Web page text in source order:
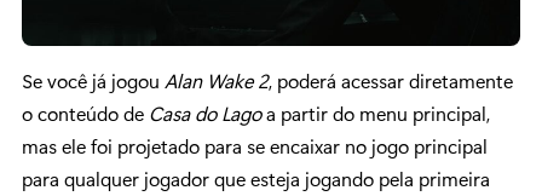
Se você já jogou Alan Wake 2, poderá acessar diretamente
o conteúdo de Casa do Lagoa partir do menu principal,
mas ele foi projetado para se encaixar no jogo principal
para qualquer jogador que esteja jogando pela primeira